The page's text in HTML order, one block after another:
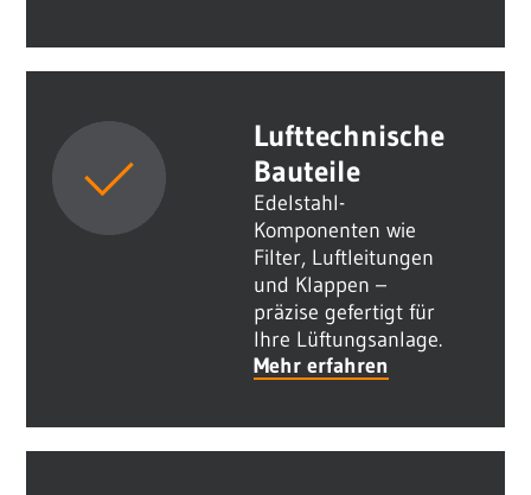
Lufttechnische
Bauteile
Edelstahl-
Komponenten wie
Filter, Luftleitungen
und Klappen –
präzise gefertigt für
Ihre Lüftungsanlage.
Mehr erfahren